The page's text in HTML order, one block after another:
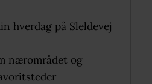
hverdag på Sleldevej
nærområdet og